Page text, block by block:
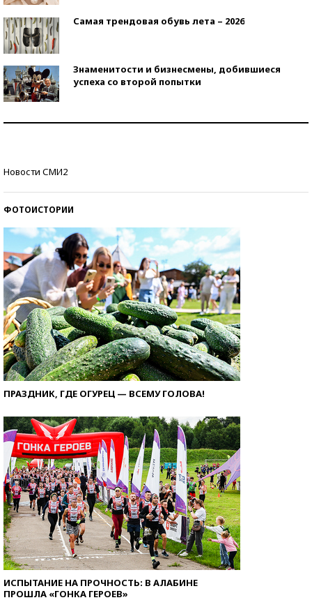
Самая трендовая обувь лета – 2026
Знаменитости и бизнесмены, добившиеся
успеха со второй попытки
Новости СМИ2
ФОТОИСТОРИИ
ПРАЗДНИК, ГДЕ ОГУРЕЦ — ВСЕМУ ГОЛОВА!
ИСПЫТАНИЕ НА ПРОЧНОСТЬ: В АЛАБИНЕ
ПРОШЛА «ГОНКА ГЕРОЕВ»